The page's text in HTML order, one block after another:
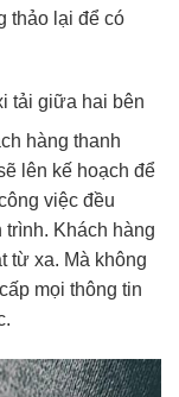
thảo lại để có
tải giữa hai bên
hàng thanh
lên kế hoạch để
việc đều
Khách hàng
từ xa. Mà không
mọi thông tin